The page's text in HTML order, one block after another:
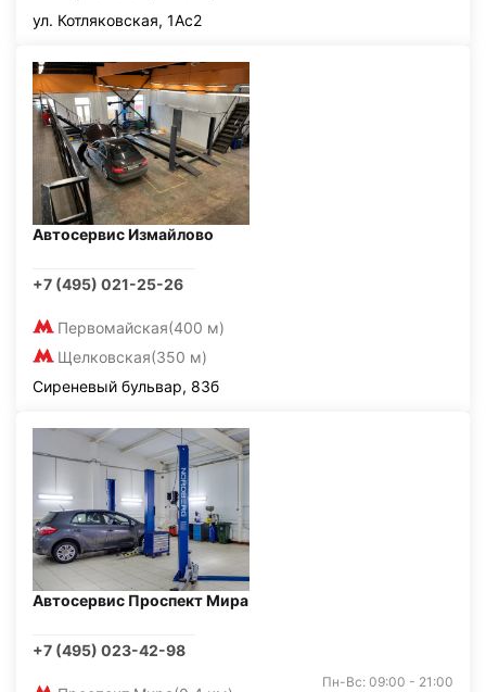
ул. Котляковская, 1Ас2
Автосервис Измайлово
+7 (495) 021-25-26
Первомайская(400 м)
Щелковская(350 м)
Сиреневый бульвар, 83б
Автосервис Проспект Мира
+7 (495) 023-42-98
Пн-Вс: 09:00 - 21:00